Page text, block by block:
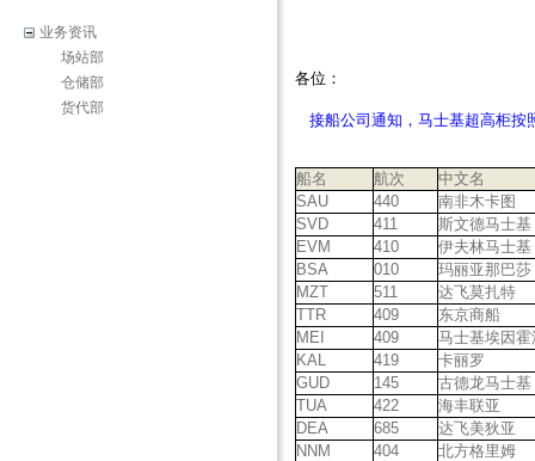
业务资讯
场站部
仓储部
货代部
各位：
接船公司通知，马士基超高柜按
船名 航次
中文名
SAU
440
南非木卡图
SVD
411
斯文德马士基
EVM
410
伊夫林马士基
BSA
010
玛丽亚那巴莎
MZT
511
达飞莫扎特
TTR
409
东京商船
MEI
409
马士基埃因霍
KAL
419
卡丽罗
GUD
145
古德龙马士基
TUA
422
海丰联亚
DEA
685
达飞美狄亚
NNM
404
北方格里姆